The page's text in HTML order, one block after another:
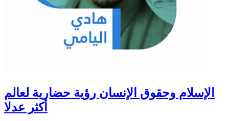
الإسلام وحقوق الإنسان رؤية حضارية لعالم
أكثر عدلا